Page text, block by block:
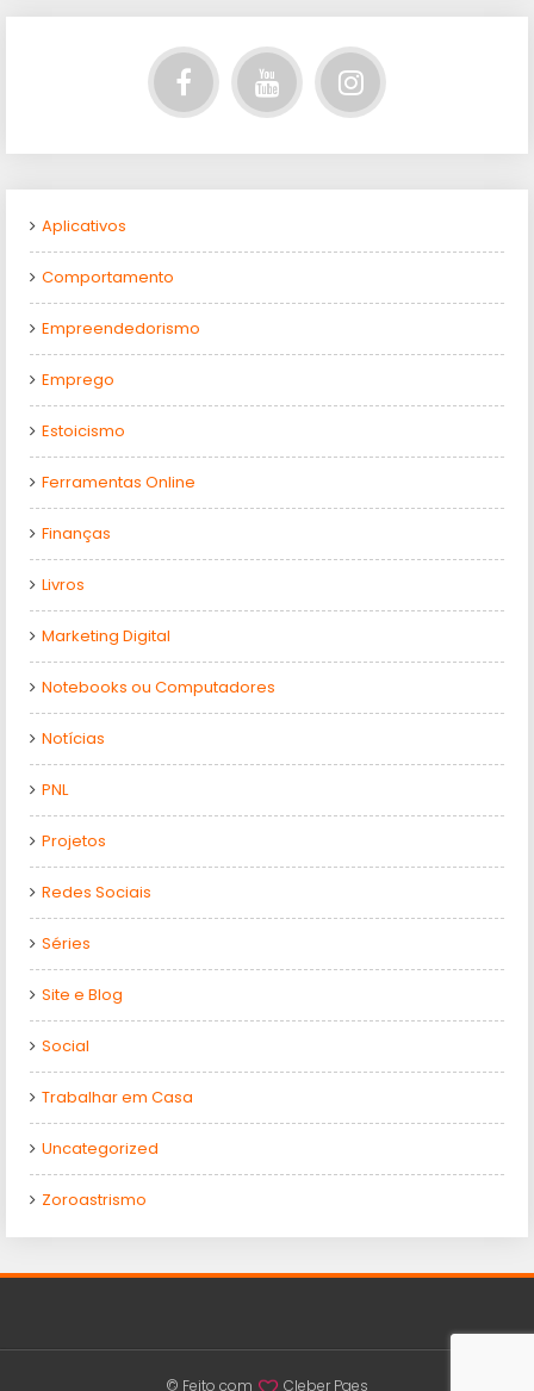
Aplicativos
Comportamento
Empreendedorismo
Emprego
Estoicismo
Ferramentas Online
Finanças
Livros
Marketing Digital
Notebooks ou Computadores
Notícias
PNL
Projetos
Redes Sociais
Séries
Site e Blog
Social
Trabalhar em Casa
Uncategorized
Zoroastrismo
© Feito com Cleber Paes